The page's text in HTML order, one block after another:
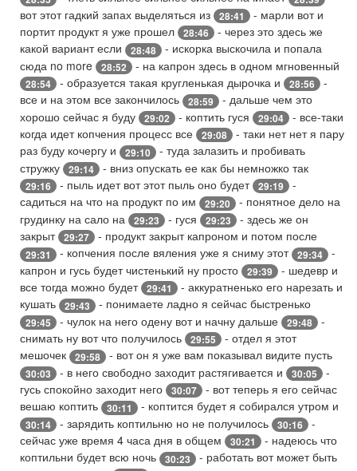
вот этот гадкий запах выделяться из
28:41
- марли вот и
портит продукт я уже прошел
28:46
- через это здесь же
какой вариант если
28:48
- искорка выскочила и попала
сюда no more
28:52 - на капрон здесь в одном мгновенный
28:54 - образуется такая кругленькая дырочка и 28:56
-
все и на этом все закончилось
28:59
- дальше чем это
хорошо сейчас я буду
29:02 - коптить гуся 29:04
- все-таки
когда идет копчения процесс все
29:08
- таки нет нет я пару
раз буду кочергу и
29:10
- туда залазить и пробивать
стружку
29:14 - вниз опускать ее как бы немножко так
29:16 - пыль идет вот этот пыль оно будет 29:19
-
садиться на что на продукт по им
29:20
- понятное дело на
грудинку на сало на
29:23 - гуся 29:23
- здесь же он
закрыт 29:27 - продукт закрыт капроном и потом после
29:31 - копчения после вяления уже я сниму этот 29:34
-
капрон и гусь будет чистенький ну просто
29:39
- шедевр и
все тогда можно будет 29:41
- аккуратненько его нарезать и
кушать
29:43 - понимаете ладно я сейчас быстренько
29:45 - чулок на него одену вот и начну дальше 29:48
-
снимать ну вот что получилось
29:55
- отдел я этот
мешочек
29:58 - вот он я уже вам показывал видите пусть
30:03 - в него свободно заходит растягивается и 30:05
-
гусь спокойно заходит него
30:07
- вот теперь я его сейчас
вешаю коптить
30:11 - коптится будет я собирался утром и
30:14 - зарядить коптильню но не получилось 30:16
-
сейчас уже время 4 часа дня в общем
30:21
- надеюсь что
коптильни будет всю ночь
30:23
- работать вот может быть